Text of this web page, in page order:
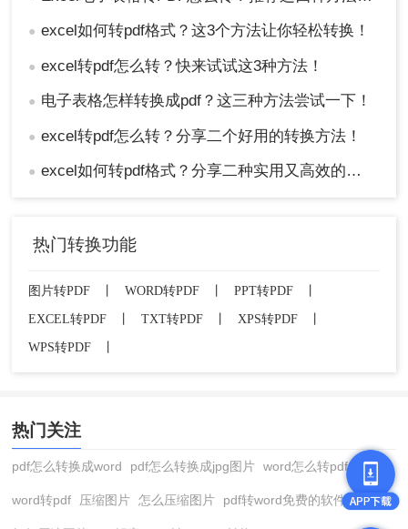
● excel如何转pdf格式？这3个方法让你轻松转换！
● excel转pdf怎么转？快来试试这3种方法！
● 电子表格怎样转换成pdf？这三种方法尝试一下！
● excel转pdf怎么转？分享二个好用的转换方法！
● excel如何转pdf格式？分享二种实用又高效的方法!
热门转换功能
图片转PDF WORD转PDF PPT转PDF
EXCEL转PDF
TXT转PDF XPS转PDF
WPS转PDF
热门关注
pdf怎么转换成word pdf怎么转换成jpg图片 word怎么转pdf
word转pdf 压缩图片 怎么压缩图片 pdf转word免费的软件